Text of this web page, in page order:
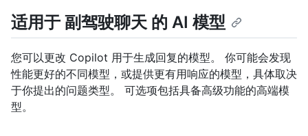
适用于 副驾驶聊天 的 AI 模型
您可以更改 Copilot 用于生成回复的模型。 你可能会发现
性能更好的不同模型，或提供更有用响应的模型，具体取决
于你提出的问题类型。 可选项包括具备高级功能的高端模
型。